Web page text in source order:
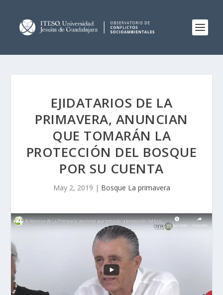
EJIDATARIOS DE LA
PRIMAVERA, ANUNCIAN
QUE TOMARÁN LA
PROTECCIÓN DEL BOSQUE
POR SU CUENTA
May 2, 2019 | Bosque La primavera